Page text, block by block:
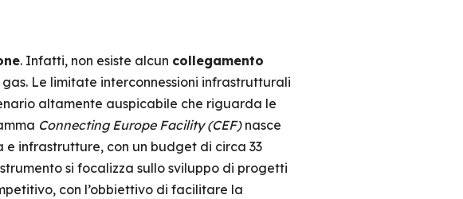
. Infatti, non esiste alcun collegamento
Le limitate interconnessioni infrastrutturali
altamente auspicabile che riguarda le
Connecting Europe Facility (CEF)nasce
infrastrutture, con un budget di circa 33
si focalizza sullo sviluppo di progetti
con l’obbiettivo di facilitare la